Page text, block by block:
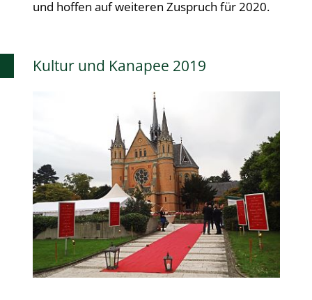
und hoffen auf weiteren Zuspruch für 2020.
Kultur und Kanapee 2019